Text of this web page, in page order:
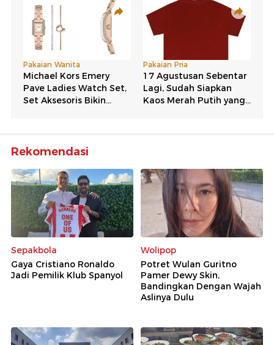
Rekomendasi
Sepakbola
Gaya Cristiano Ronaldo
Jadi Pemilik Klub Spanyol
Wolipop
Potret Wulan Guritno
Pamer Dewy Skin,
Bandingkan Dengan Wajah
Aslinya Dulu